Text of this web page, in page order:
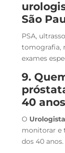
São
PSA,
tomografia,
exames
9.
40
O Urologista
monitorar e
dos 40 anos.